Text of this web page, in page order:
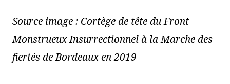
Source image : Cortège de tête du Front
Monstrueux Insurrectionnel à la Marche des
fiertés de Bordeaux en 2019